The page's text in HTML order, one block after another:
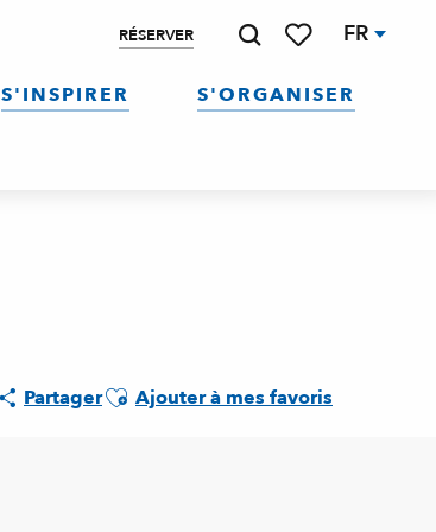
RÉSERVER FR
S'INSPIRER S'ORGANISER
PartagerAjouter aux favoris
Ajouter à mes favoris